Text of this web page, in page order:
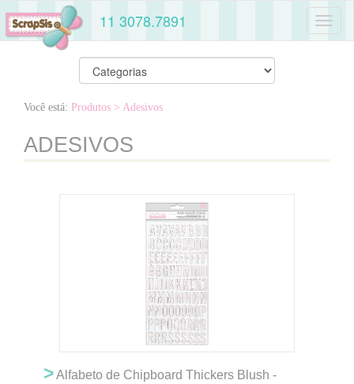
11 3078.7891
Você está: Produtos > Adesivos
ADESIVOS
>Alfabeto de Chipboard Thickers Blush -